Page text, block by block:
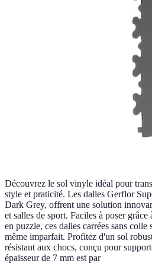
Découvrez le sol vinyle idéal pour
style et praticité. Les dalles Gerflor
Dark Grey, offrent une solution
et salles de sport. Faciles à poser grâce
en puzzle, ces dalles carrées sans colle
même imparfait. Profitez d'un sol
résistant aux chocs, conçu pour
épaisseur de 7 mm est par